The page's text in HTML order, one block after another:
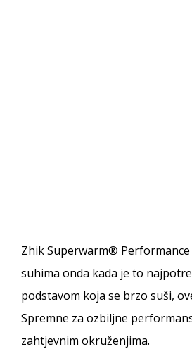
Zhik Superwarm®
suhima onda kada je to
podstavom koja se brzo suši,
Spremne za ozbiljne
zahtjevnim okruženjima.